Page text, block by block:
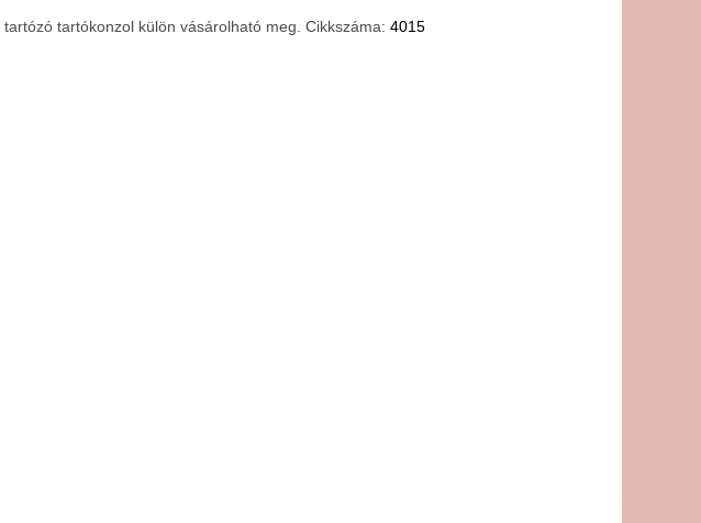
tartózó tartókonzol külön vásárolható meg. Cikkszáma: 4015